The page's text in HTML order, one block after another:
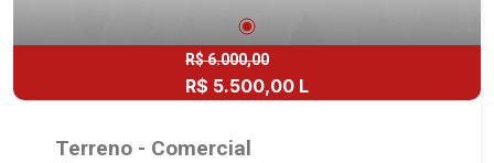
R$ 6.000,00
R$ 5.500,00 L
Terreno - Comercial